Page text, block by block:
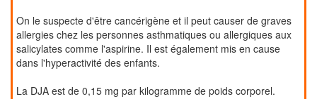
On le suspecte d'être cancérigène et il peut causer de graves
allergies chez les personnes asthmatiques ou allergiques aux
salicylates comme l'aspirine. Il est également mis en cause
dans l'hyperactivité des enfants.
La DJA est de 0,15 mg par kilogramme de poids corporel.